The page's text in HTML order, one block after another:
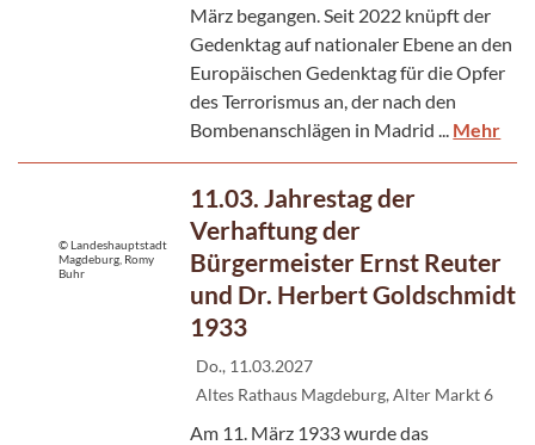
März begangen. Seit 2022 knüpft der
Gedenktag auf nationaler Ebene an den
Europäischen Gedenktag für die Opfer
des Terrorismus an, der nach den
Bombenanschlägen in Madrid ... Mehr
11.03. Jahrestag der
Verhaftung der
Bürgermeister Ernst Reuter
und Dr. Herbert Goldschmidt
1933
Do., 11.03.2027
Altes Rathaus Magdeburg, Alter Markt 6
Am 11. März 1933 wurde das
© Landeshauptstadt
Magdeburg, Romy
Buhr